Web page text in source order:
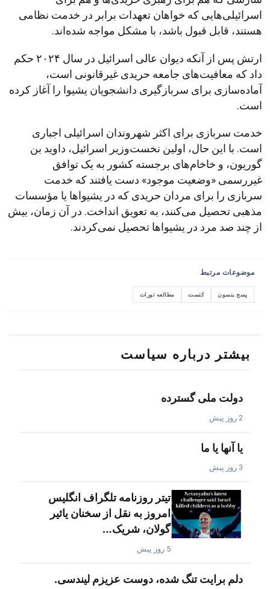
اسرائیلی‌هایی که خواهان تعهدات برابر در خدمت نظامی
هستند، قابل قبول باشد، با مشکل مواجه شده‌اند.
ارتش پس از آنکه دیوان عالی اسرائیل در سال ۲۰۲۴ حکم
داد که معافیت‌های جامعه حریدی غیرقانونی است،
آماده‌سازی برای سربازگیری دانشجویان یشیوا را آغاز کرده
است.
خدمت سربازی برای اکثر شهروندان اسرائیلی اجباری
است. با این حال، اولین نخست‌وزیر اسرائیل، داوید بن
گوریون، و خاخام‌های برجسته کشور به یک توافق
غیررسمی «وضعیت موجود» دست یافتند که خدمت
سربازی را برای مردان حریدی که در یشیواها یا مؤسسات
مذهبی تحصیل می‌کنند، به تعویق انداخت. در آن زمان، بیش
از چند صد مرد در یشیواها تحصیل نمی‌کردند.
موضوعات مرتبط
پسح بنسون کنست مطالعه تورات
بیشتر درباره سیاست
دولت ملی گسترده
2 روز پیش
یا آنها یا ما
3 روز پیش
تیتر روزنامه تلگراف انگلیس
امروز به نقل از سخنان یائیر
گولان، شریک…
5 روز پیش
دلم برایت تنگ شده، دوست عزیزم لیندسی.